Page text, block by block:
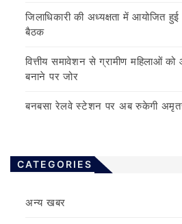
जिलाधिकारी की अध्यक्षता में आयोजित
बैठक
वित्तीय समावेशन से ग्रामीण महिलाओं
बनाने पर जोर
बनबसा रेलवे स्टेशन पर अब रुकेगी
CATEGORIES
अन्य खबर